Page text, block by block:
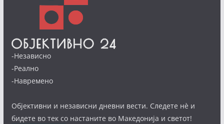
-Независно
-Реално
-Навремено
Објективни и независни дневни вести. Следете нè и
бидете во тек со настаните во Македонија и светот!